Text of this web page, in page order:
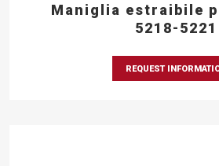
Maniglia estraibile
5218-5221
REQUEST